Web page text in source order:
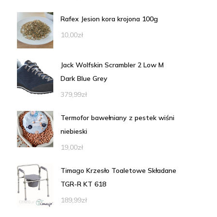
Rafex Jesion kora krojona 100g
10,00zł
Jack Wolfskin Scrambler 2 Low M
Dark Blue Grey
379,99zł
Termofor bawełniany z pestek wiśni
niebieski
19,00zł
Timago Krzesło Toaletowe Składane
TGR-R KT 618
189,99zł